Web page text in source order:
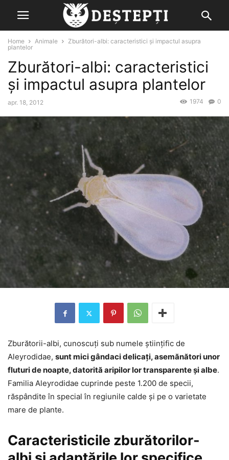
Home Animale
Zburători-albi: caracteristici și impactul asupra
plantelor
Zburători-albi: caracteristici
și impactul asupra plantelor
apr. 18, 2012 0
1974
Zburătorii-albi, cunoscuți sub numele științific de
Aleyrodidae, sunt mici gândaci delicați, asemănători unor
fluturi de noapte, datorită aripilor lor transparente și albe.
Familia Aleyrodidae cuprinde peste 1.200 de specii,
răspândite în special în regiunile calde și pe o varietate
mare de plante.
Caracteristicile zburătorilor-